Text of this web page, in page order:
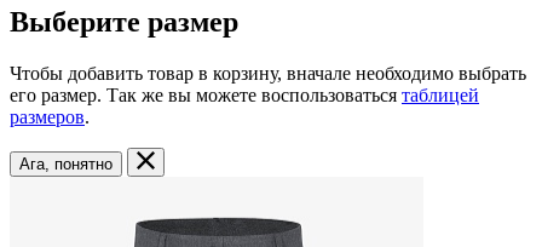
Выберите размер
Чтобы добавить товар в корзину, вначале необходимо выбрать
его размер. Так же вы можете воспользоваться таблицей
размеров.
Ага, понятно